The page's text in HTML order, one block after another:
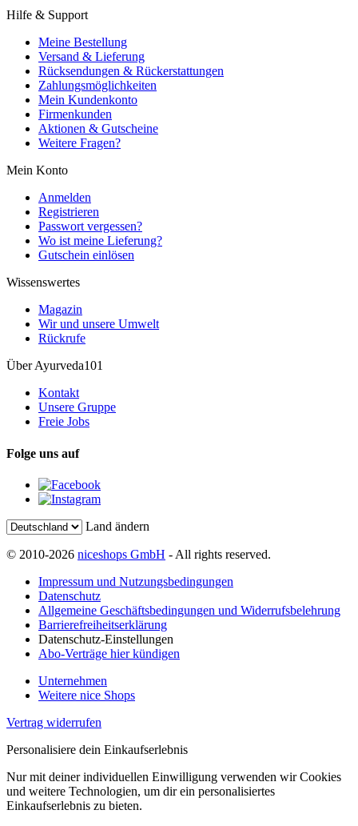
Hilfe & Support
Meine Bestellung
Versand & Lieferung
Rücksendungen & Rückerstattungen
Zahlungsmöglichkeiten
Mein Kundenkonto
Firmenkunden
Aktionen & Gutscheine
Weitere Fragen?
Mein Konto
Anmelden
Registrieren
Passwort vergessen?
Wo ist meine Lieferung?
Gutschein einlösen
Wissenswertes
Magazin
Wir und unsere Umwelt
Rückrufe
Über Ayurveda101
Kontakt
Unsere Gruppe
Freie Jobs
Folge uns auf
Land ändern
© 2010-2026 niceshops GmbH - All rights reserved.
Impressum und Nutzungsbedingungen
Datenschutz
Allgemeine Geschäftsbedingungen und Widerrufsbelehrung
Barrierefreiheitserklärung
Datenschutz-Einstellungen
Abo-Verträge hier kündigen
Unternehmen
Weitere nice Shops
Vertrag widerrufen
Personalisiere dein Einkaufserlebnis
Nur mit deiner individuellen Einwilligung verwenden wir Cookies
und weitere Technologien, um dir ein personalisiertes
Einkaufserlebnis zu bieten.